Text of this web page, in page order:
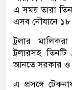
এ সময় তারা
এসব নৌযানে ১৮
ট্রলার
ট্রলারসহ
আনতে সরকার ও
এ প্রসঙ্গে